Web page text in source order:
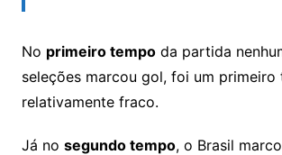
No primeiro tempoda partida
seleções marcou gol, foi um primeiro
relativamente fraco.
Já no segundo tempo, o Brasil